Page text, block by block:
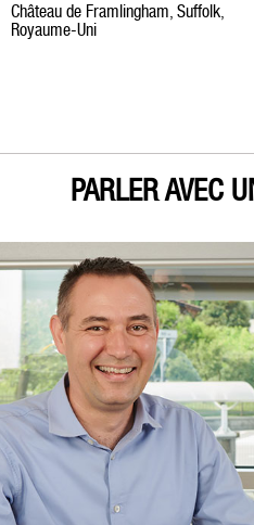
Château de Framlingham, Suffolk,
Royaume-Uni
PARLER AVEC